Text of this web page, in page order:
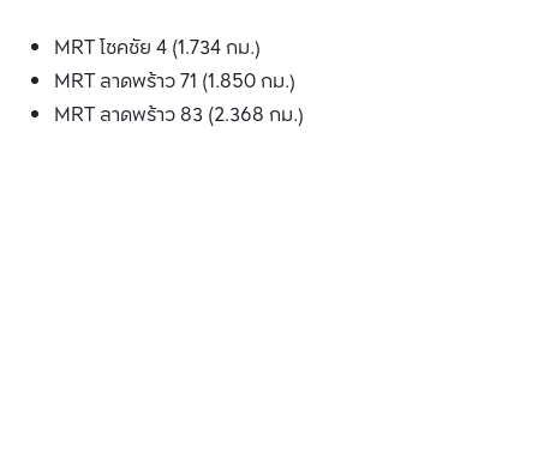
MRT โชคชัย 4 (1.734 กม.)
MRT ลาดพร้าว 71 (1.850 กม.)
MRT ลาดพร้าว 83 (2.368 กม.)